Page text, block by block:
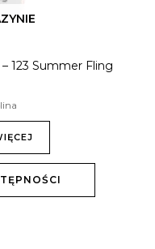
123 Summer Fling